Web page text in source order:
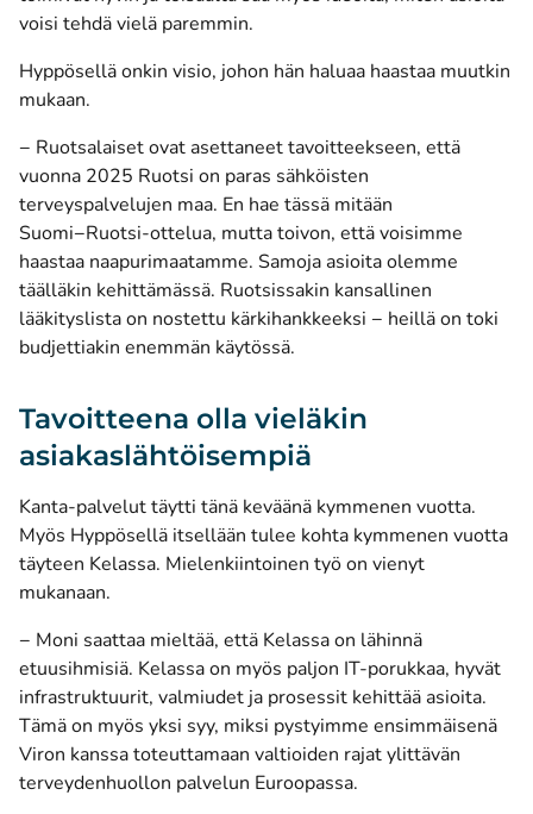
voisi tehdä vielä paremmin.
Hyppösellä onkin visio, johon hän haluaa haastaa muutkin
mukaan.
− Ruotsalaiset ovat asettaneet tavoitteekseen, että
vuonna 2025 Ruotsi on paras sähköisten
terveyspalvelujen maa. En hae tässä mitään
Suomi−Ruotsi-ottelua, mutta toivon, että voisimme
haastaa naapurimaatamme. Samoja asioita olemme
täälläkin kehittämässä. Ruotsissakin kansallinen
lääkityslista on nostettu kärkihankkeeksi − heillä on toki
budjettiakin enemmän käytössä.
Tavoitteena olla vieläkin
asiakaslähtöisempiä
Kanta-palvelut täytti tänä keväänä kymmenen vuotta.
Myös Hyppösellä itsellään tulee kohta kymmenen vuotta
täyteen Kelassa. Mielenkiintoinen työ on vienyt
mukanaan.
− Moni saattaa mieltää, että Kelassa on lähinnä
etuusihmisiä. Kelassa on myös paljon IT-porukkaa, hyvät
infrastruktuurit, valmiudet ja prosessit kehittää asioita.
Tämä on myös yksi syy, miksi pystyimme ensimmäisenä
Viron kanssa toteuttamaan valtioiden rajat ylittävän
terveydenhuollon palvelun Euroopassa.